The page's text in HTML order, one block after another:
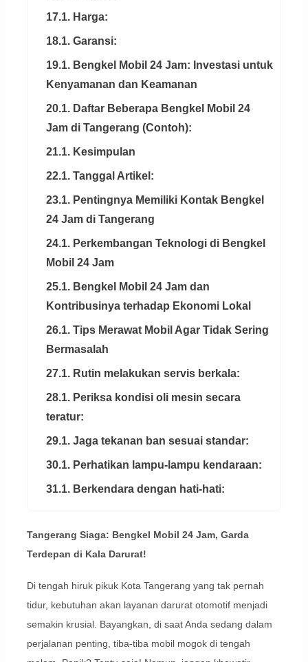
17.1. Harga:
18.1. Garansi:
19.1. Bengkel Mobil 24 Jam: Investasi untuk
Kenyamanan dan Keamanan
20.1. Daftar Beberapa Bengkel Mobil 24
Jam di Tangerang (Contoh):
21.1. Kesimpulan
22.1. Tanggal Artikel:
23.1. Pentingnya Memiliki Kontak Bengkel
24 Jam di Tangerang
24.1. Perkembangan Teknologi di Bengkel
Mobil 24 Jam
25.1. Bengkel Mobil 24 Jam dan
Kontribusinya terhadap Ekonomi Lokal
26.1. Tips Merawat Mobil Agar Tidak Sering
Bermasalah
27.1. Rutin melakukan servis berkala:
28.1. Periksa kondisi oli mesin secara
teratur:
29.1. Jaga tekanan ban sesuai standar:
30.1. Perhatikan lampu-lampu kendaraan:
31.1. Berkendara dengan hati-hati:
Tangerang Siaga: Bengkel Mobil 24 Jam, Garda
Terdepan di Kala Darurat!
Di tengah hiruk pikuk Kota Tangerang yang tak pernah
tidur, kebutuhan akan layanan darurat otomotif menjadi
semakin krusial. Bayangkan, di saat Anda sedang dalam
perjalanan penting, tiba-tiba mobil mogok di tengah